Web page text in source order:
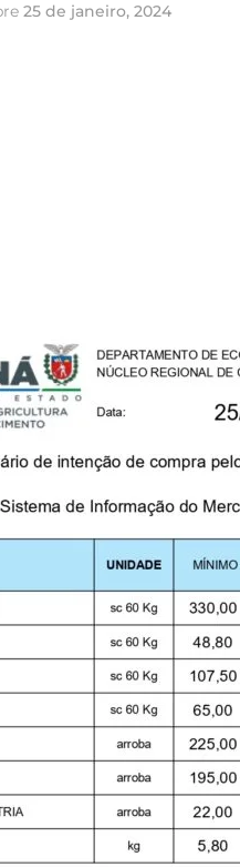
25 de janeiro, 2024